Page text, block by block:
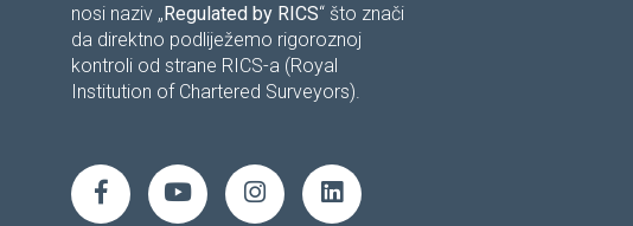
nosi naziv „Regulated by RICS“ što znači
da direktno podliježemo rigoroznoj
kontroli od strane RICS-a (Royal
Institution of Chartered Surveyors).